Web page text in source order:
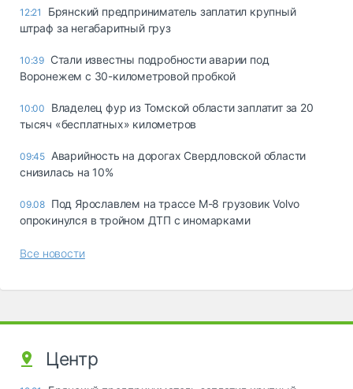
12:21
Брянский предприниматель заплатил крупный
штраф за негабаритный груз
10:39 Стали известны подробности аварии под
Воронежем с 30-километровой пробкой
10:00
Владелец фур из Томской области заплатит за 20
тысяч «бесплатных» километров
09:45 Аварийность на дорогах Свердловской области
снизилась на 10%
09.08 Под Ярославлем на трассе М-8 грузовик Volvo
опрокинулся в тройном ДТП с иномарками
Все новости
Центр